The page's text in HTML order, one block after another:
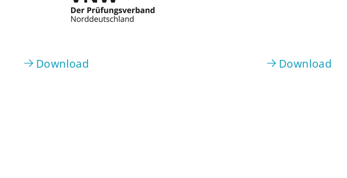
Download Download